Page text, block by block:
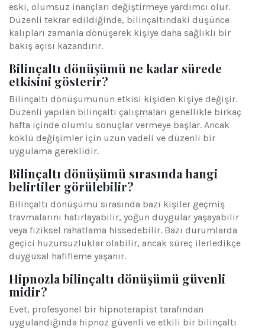
eski, olumsuz inançları değiştirmeye yardımcı olur.
Düzenli tekrar edildiğinde, bilinçaltındaki düşünce
kalıpları zamanla dönüşerek kişiye daha sağlıklı bir
bakış açısı kazandırır.
Bilinçaltı dönüşümü ne kadar sürede
etkisini gösterir?
Bilinçaltı dönüşümünün etkisi kişiden kişiye değişir.
Düzenli yapılan bilinçaltı çalışmaları genellikle birkaç
hafta içinde olumlu sonuçlar vermeye başlar. Ancak
köklü değişimler için uzun vadeli ve düzenli bir
uygulama gereklidir.
Bilinçaltı dönüşümü sırasında hangi
belirtiler görülebilir?
Bilinçaltı dönüşümü sırasında bazı kişiler geçmiş
travmalarını hatırlayabilir, yoğun duygular yaşayabilir
veya fiziksel rahatlama hissedebilir. Bazı durumlarda
geçici huzursuzluklar olabilir, ancak süreç ilerledikçe
duygusal hafifleme yaşanır.
Hipnozla bilinçaltı dönüşümü güvenli
midir?
Evet, profesyonel bir hipnoterapist tarafından
uygulandığında hipnoz güvenli ve etkili bir bilinçaltı